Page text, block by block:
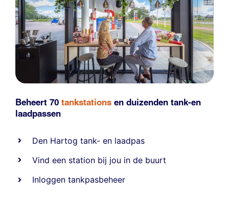
Beheert 70 tankstations en duizenden tank-en
laadpassen
Den Hartog tank- en laadpas
Vind een station bij jou in de buurt
Inloggen tankpasbeheer